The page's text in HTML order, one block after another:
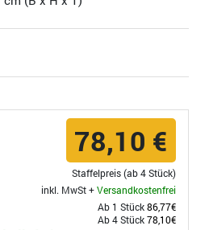
78,10 €
Staffelpreis (ab 4 Stück)
inkl. MwSt +Versandkostenfrei
Ab 1 Stück86,77€
Ab 4 Stück78,10€